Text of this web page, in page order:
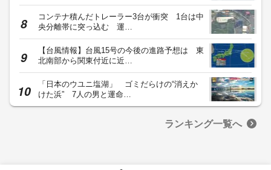
コンテナ積んだトレーラー3台が衝突 1台は中
央分離帯に突っ込む 運…
【台風情報】台風15号の今後の進路予想は 東
北南部から関東付近に近…
「日本のウユニ塩湖」 ゴミだらけの“消えか
けた浜” 7人の男と運命…
ランキング一覧へ